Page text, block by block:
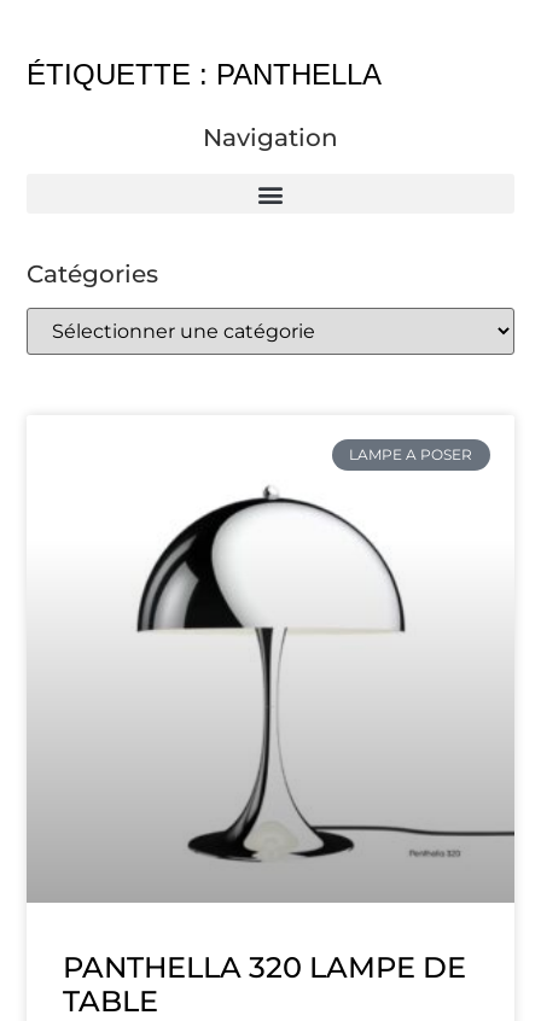
ÉTIQUETTE : PANTHELLA
Navigation
Catégories
LAMPE A POSER
PANTHELLA 320 LAMPE DE
TABLE